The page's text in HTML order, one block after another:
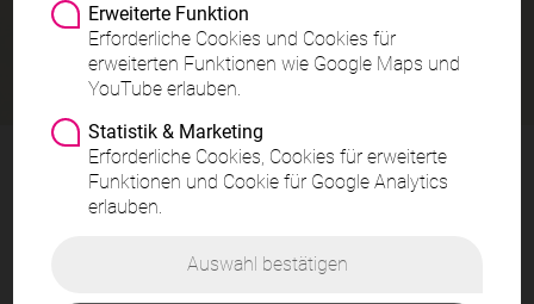
Seminare und Fernlehrgänge für
Kosmetik, Wellness und Körperpflege
Fernlehrgänge/e-Learning
- Seminare
Erweiterte Funktion
Erforderliche Cookies und Cookies für
erweiterten Funktionen wie Google Maps und
YouTube erlauben.
Statistik & Marketing
Erforderliche Cookies, Cookies für erweiterte
Funktionen und Cookie für Google Analytics
erlauben.
Auswahl bestätigen